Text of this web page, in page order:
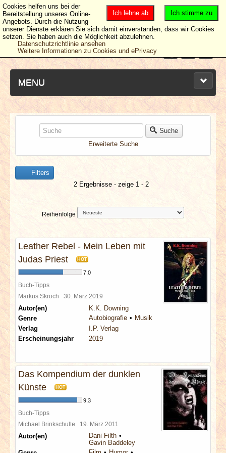
MENU
NEUESTE ARTIKEL
NEWS & DATES
BERICHTE
VERLOSUNGEN
SPECIALS
REDAKTION
LINKS
ARCHIV
Suche
Erweiterte Suche
Filters
2 Ergebnisse - zeige 1 - 2
Reihenfolge
Leather Rebel - Mein Leben mit
Judas Priest
HOT
7,0
Buch-Tipps
Markus Skroch 30. März 2019
Autor(en)
K.K. Downing
Genre
Autobiografie
Musik
Verlag
I.P. Verlag
Erscheinungsjahr
2019
Das Kompendium der dunklen
Künste
HOT
9,3
Buch-Tipps
Michael Brinkschulte 19. März 2011
Autor(en)
Dani Filth
Gavin Baddeley
Ich stimme zu
Ich lehne ab
Cookies helfen uns bei der
Bereitstellung unseres Online-
Angebots. Durch die Nutzung
unserer Dienste erklären Sie sich damit einverstanden, dass wir Cookies
setzen. Sie haben auch die Möglichkeit abzulehnen.
Datenschutzrichtlinie ansehen
Weitere Informationen zu Cookies und ePrivacy